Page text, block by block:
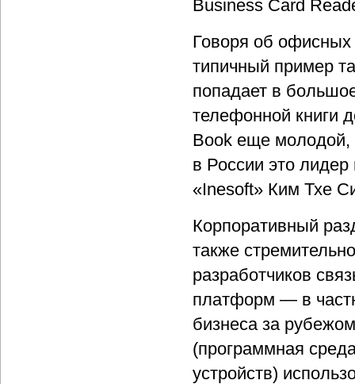
Business Card
Говоря об офисных
типичный пример
попадает в
телефонной книги
Book еще молодой,
в России это
«Inesoft» Ким Тхе
Корпоративный
также
разработчиков
платформ — в
бизнеса за
(программная
устройств)